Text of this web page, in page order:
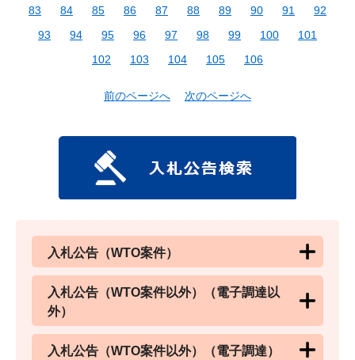
83
84 85 86 87 88 89 90 91
92
93
94 95 96 97 98 99 100
101
102
103 104 105 106
前のページへ 次のページへ
入札公告（WTO案件）
入札公告（WTO案件以外）（電子調達以
外）
入札公告（WTO案件以外）（電子調達）